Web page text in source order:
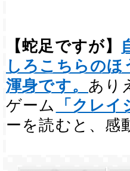
【蛇足ですが】
しろこちらの
渾身です。 あり
ゲーム
「クレイ
ーを読むと、感